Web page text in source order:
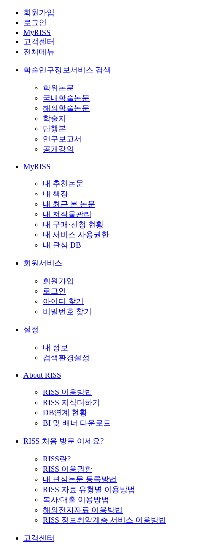
회원가입
로그인
MyRISS
고객센터
전체메뉴
학술연구정보서비스 검색
학위논문
국내학술논문
해외학술논문
학술지
단행본
연구보고서
공개강의
MyRISS
내 추천논문
내 책장
내 최근 본 논문
내 저작물관리
내 구매·신청 현황
내 서비스 사용권한
내 관심 DB
회원서비스
회원가입
로그인
아이디 찾기
비밀번호 찾기
설정
내 정보
검색환경설정
About RISS
RISS 이용방법
RISS 지식더하기
DB연계 현황
BI 및 배너 다운로드
RISS 처음 방문 이세요?
RISS란?
RISS 이용권한
내 관심논문 등록방법
RISS 자료 유형별 이용방법
복사/대출 이용방법
해외전자자료 이용방법
RISS 정보취약계층 서비스 이용방법
고객센터